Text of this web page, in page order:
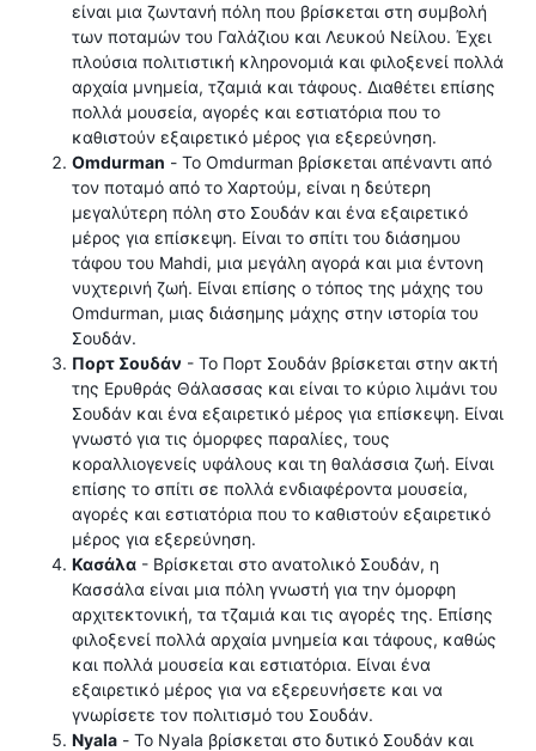
είναι μια ζωντανή πόλη που βρίσκεται στη συμβολή
των ποταμών του Γαλάζιου και Λευκού Νείλου. Έχει
πλούσια πολιτιστική κληρονομιά και φιλοξενεί πολλά
αρχαία μνημεία, τζαμιά και τάφους. Διαθέτει επίσης
πολλά μουσεία, αγορές και εστιατόρια που το
καθιστούν εξαιρετικό μέρος για εξερεύνηση.
Omdurman - Το Omdurman βρίσκεται απέναντι από
τον ποταμό από το Χαρτούμ, είναι η δεύτερη
μεγαλύτερη πόλη στο Σουδάν και ένα εξαιρετικό
μέρος για επίσκεψη. Είναι το σπίτι του διάσημου
τάφου του Mahdi, μια μεγάλη αγορά και μια έντονη
νυχτερινή ζωή. Είναι επίσης ο τόπος της μάχης του
Omdurman, μιας διάσημης μάχης στην ιστορία του
Σουδάν.
Πορτ Σουδάν - Το Πορτ Σουδάν βρίσκεται στην ακτή
της Ερυθράς Θάλασσας και είναι το κύριο λιμάνι του
Σουδάν και ένα εξαιρετικό μέρος για επίσκεψη. Είναι
γνωστό για τις όμορφες παραλίες, τους
κοραλλιογενείς υφάλους και τη θαλάσσια ζωή. Είναι
επίσης το σπίτι σε πολλά ενδιαφέροντα μουσεία,
αγορές και εστιατόρια που το καθιστούν εξαιρετικό
μέρος για εξερεύνηση.
Κασάλα - Βρίσκεται στο ανατολικό Σουδάν, η
Κασσάλα είναι μια πόλη γνωστή για την όμορφη
αρχιτεκτονική, τα τζαμιά και τις αγορές της. Επίσης
φιλοξενεί πολλά αρχαία μνημεία και τάφους, καθώς
και πολλά μουσεία και εστιατόρια. Είναι ένα
εξαιρετικό μέρος για να εξερευνήσετε και να
γνωρίσετε τον πολιτισμό του Σουδάν.
Nyala - Το Nyala βρίσκεται στο δυτικό Σουδάν και